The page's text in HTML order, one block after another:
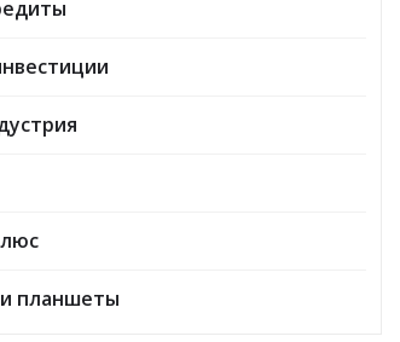
планшеты